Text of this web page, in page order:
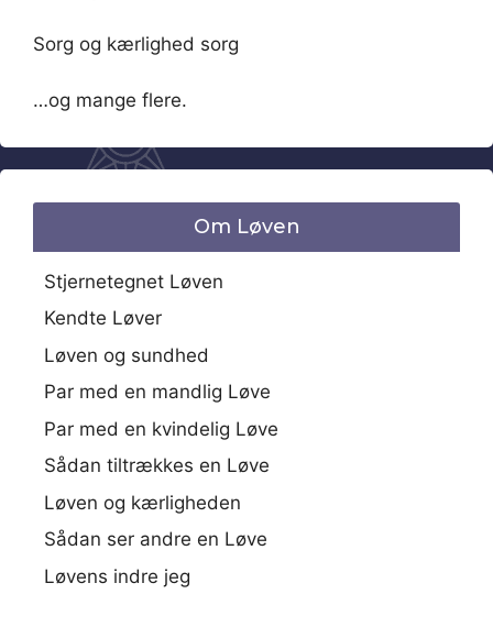
Sorg og kærlighed sorg
…og mange flere.
Om Løven
Stjernetegnet Løven
Kendte Løver
Løven og sundhed
Par med en mandlig Løve
Par med en kvindelig Løve
Sådan tiltrækkes en Løve
Løven og kærligheden
Sådan ser andre en Løve
Løvens indre jeg